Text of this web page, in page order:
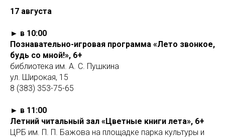
17 августа
► в 10:00
Познавательно-игровая программа «Лето звонкое,
будь со мной!», 6+
библиотека им. А. С. Пушкина
ул. Широкая, 15
8 (383) 353-75-65
► в 11:00
Летний читальный зал «Цветные книги лета», 6+
ЦРБ им. П. П. Бажова на площадке парка культуры и